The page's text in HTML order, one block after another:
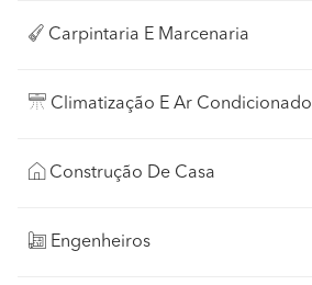
Carpintaria E Marcenaria
Climatização E Ar Condicionado
Construção De Casa
Engenheiros